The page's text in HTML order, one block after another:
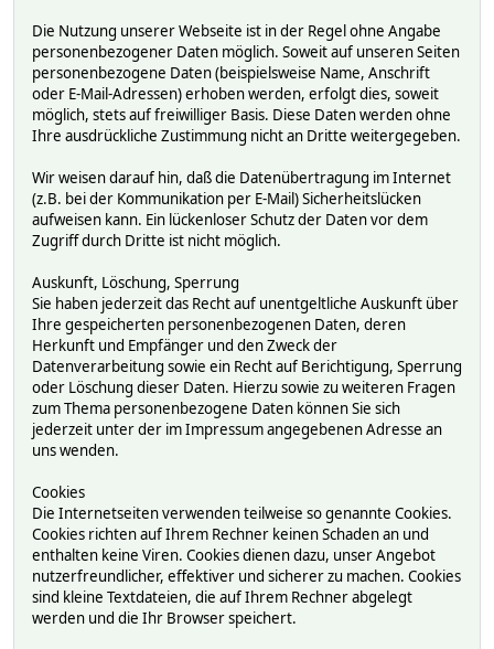
Die Nutzung unserer Webseite ist in der Regel ohne Angabe
personenbezogener Daten möglich. Soweit auf unseren Seiten
personenbezogene Daten (beispielsweise Name, Anschrift
oder E-Mail-Adressen) erhoben werden, erfolgt dies, soweit
möglich, stets auf freiwilliger Basis. Diese Daten werden ohne
Ihre ausdrückliche Zustimmung nicht an Dritte weitergegeben.
Wir weisen darauf hin, daß die Datenübertragung im Internet
(z.B. bei der Kommunikation per E-Mail) Sicherheitslücken
aufweisen kann. Ein lückenloser Schutz der Daten vor dem
Zugriff durch Dritte ist nicht möglich.
Auskunft, Löschung, Sperrung
Sie haben jederzeit das Recht auf unentgeltliche Auskunft über
Ihre gespeicherten personenbezogenen Daten, deren
Herkunft und Empfänger und den Zweck der
Datenverarbeitung sowie ein Recht auf Berichtigung, Sperrung
oder Löschung dieser Daten. Hierzu sowie zu weiteren Fragen
zum Thema personenbezogene Daten können Sie sich
jederzeit unter der im Impressum angegebenen Adresse an
uns wenden.
Cookies
Die Internetseiten verwenden teilweise so genannte Cookies.
Cookies richten auf Ihrem Rechner keinen Schaden an und
enthalten keine Viren. Cookies dienen dazu, unser Angebot
nutzerfreundlicher, effektiver und sicherer zu machen. Cookies
sind kleine Textdateien, die auf Ihrem Rechner abgelegt
werden und die Ihr Browser speichert.